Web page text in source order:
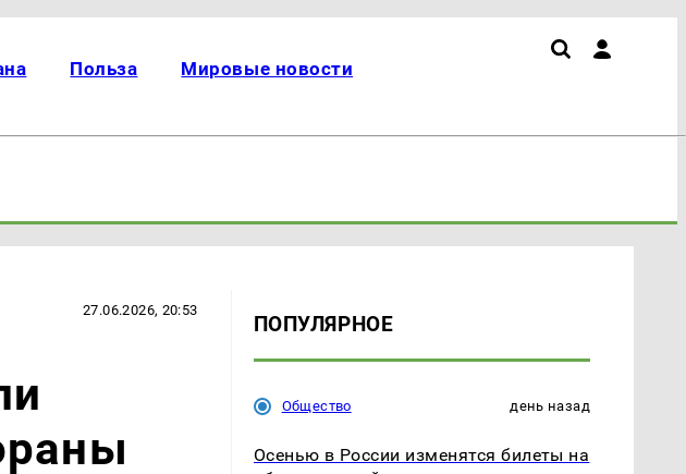
Польза Мировые новости
27.06.2026, 20:53
ПОПУЛЯРНОЕ
Общество день назад
Осенью в России изменятся билеты на